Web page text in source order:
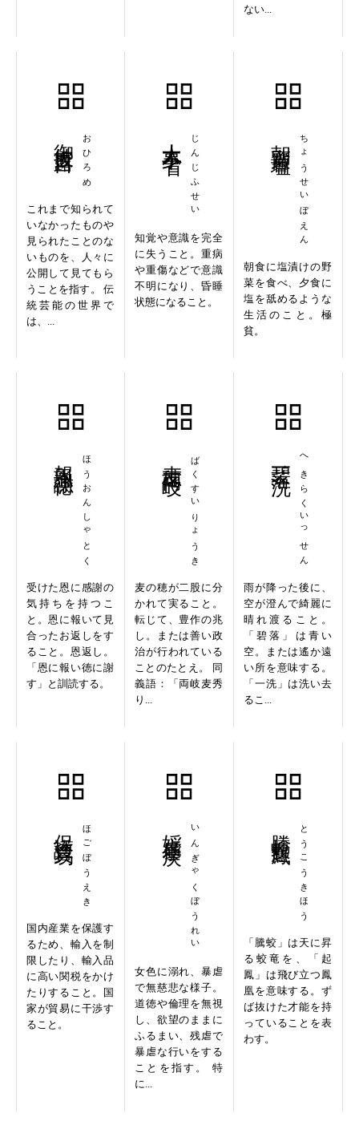
ない...
おひろめ
これまで知られて
いなかったものや
見られたことのな
いものを、人々に
公開して見てもら
うことを指す。 伝
統芸能の世界で
は、...
じんじふせい
知覚や意識を完全
に失うこと。重病
や重傷などで意識
不明になり、昏睡
状態になること。
ちょうせいぼえん
朝食に塩漬けの野
菜を食べ、夕食に
塩を舐めるような
生活のこと。極
貧。
ほうおんしゃとく
受けた恩に感謝の
気持ちを持つこ
と。恩に報いて見
合ったお返しをす
ること。恩返し。
「恩に報い徳に謝
す」と訓読する。
ばくすいりょうき
麦の穂が二股に分
かれて実ること。
転じて、豊作の兆
し。または善い政
治が行われている
ことのたとえ。 同
義語：「両岐麦秀
り...
へきらくいっせん
雨が降った後に、
空が澄んで綺麗に
晴れ渡ること。
「碧落」は青い
空。または遙か遠
い所を意味する。
「一洗」は洗い去
るこ...
ほごぼうえき
国内産業を保護す
るため、輸入を制
限したり、輸入品
に高い関税をかけ
たりすること。国
家が貿易に干渉す
ること。
いんぎゃくぼうれい
女色に溺れ、暴虐
で無慈悲な様子。
道徳や倫理を無視
し、欲望のままに
ふるまい、残虐で
暴虐な行いをする
ことを指す。 特
に...
とうこうきほう
「騰蛟」は天に昇
る蛟竜を、「起
鳳」は飛び立つ鳳
凰を意味する。ず
ば抜けた才能を持
っていることを表
わす。